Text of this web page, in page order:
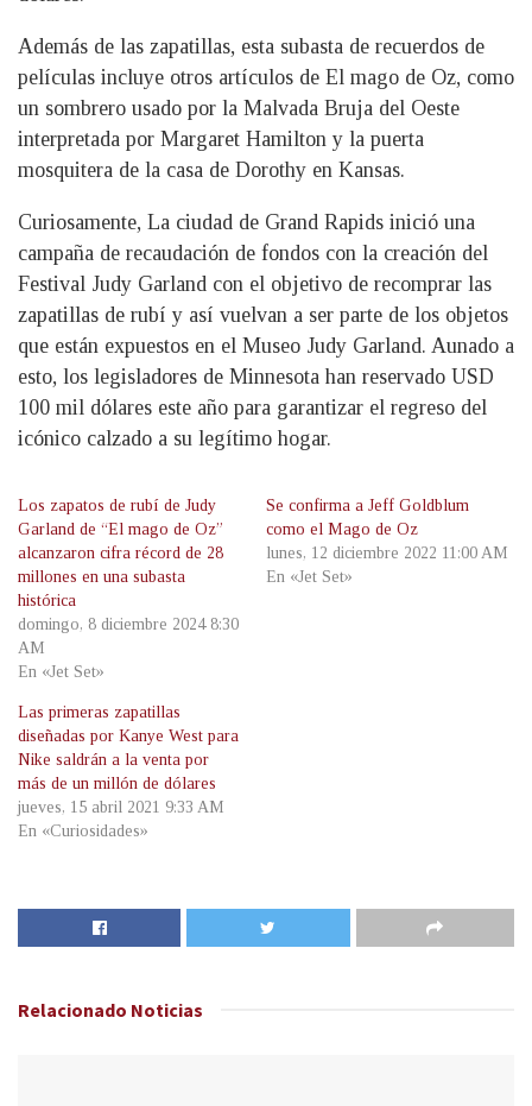
Además de las zapatillas, esta subasta de recuerdos de
películas incluye otros artículos de El mago de Oz, como
un sombrero usado por la Malvada Bruja del Oeste
interpretada por Margaret Hamilton y la puerta
mosquitera de la casa de Dorothy en Kansas.
Curiosamente, La ciudad de Grand Rapids inició una
campaña de recaudación de fondos con la creación del
Festival Judy Garland con el objetivo de recomprar las
zapatillas de rubí y así vuelvan a ser parte de los objetos
que están expuestos en el Museo Judy Garland. Aunado a
esto, los legisladores de Minnesota han reservado USD
100 mil dólares este año para garantizar el regreso del
icónico calzado a su legítimo hogar.
Los zapatos de rubí de Judy
Garland de “El mago de Oz”
alcanzaron cifra récord de 28
millones en una subasta
histórica
domingo, 8 diciembre 2024 8:30
AM
En «Jet Set»
Se confirma a Jeff Goldblum
como el Mago de Oz
lunes, 12 diciembre 2022 11:00 AM
En «Jet Set»
Las primeras zapatillas
diseñadas por Kanye West para
Nike saldrán a la venta por
más de un millón de dólares
jueves, 15 abril 2021 9:33 AM
En «Curiosidades»
Relacionado Noticias